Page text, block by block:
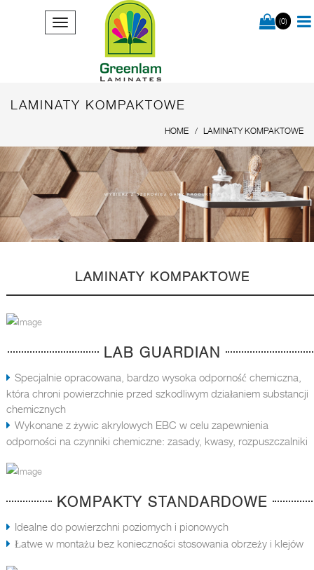
(0)
LAMINATY KOMPAKTOWE
HOME LAMINATY KOMPAKTOWE
WYBIERZ Z SZEROKIEJ GAMY PRODUKTÓW
LAMINATY KOMPAKTOWE
LAB GUARDIAN
Specjalnie opracowana, bardzo wysoka odporność chemiczna,
która chroni powierzchnie przed szkodliwym działaniem substancji
chemicznych
Wykonane z żywic akrylowych EBC w celu zapewnienia
odporności na czynniki chemiczne: zasady, kwasy, rozpuszczalniki
KOMPAKTY STANDARDOWE
Idealne do powierzchni poziomych i pionowych
Łatwe w montażu bez konieczności stosowania obrzeży i klejów